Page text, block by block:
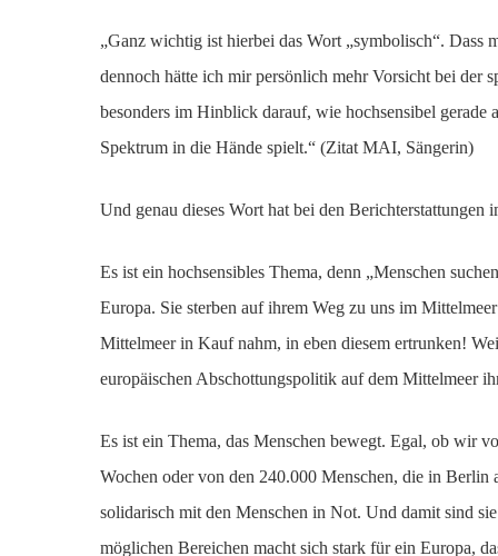
„Ganz wichtig ist hierbei das Wort „symbolisch“. Dass
dennoch hätte ich mir persönlich mehr Vorsicht bei der
besonders im Hinblick darauf, wie hochsensibel gerade
Spektrum in die Hände spielt.“ (Zitat MAI, Sängerin)
Und genau dieses Wort hat bei den Berichterstattungen
Es ist ein hochsensibles Thema, denn „Menschen
Europa. Sie sterben auf ihrem Weg zu uns im
Mittelmeer in Kauf nahm, in eben diesem ertrunken!
europäischen Abschottungspolitik auf dem Mittelmeer
Es ist ein Thema, das Menschen bewegt. Egal, ob wir
Wochen oder von den 240.000 Menschen, die in
solidarisch mit den Menschen in Not. Und damit sind
möglichen Bereichen macht sich stark für ein Europa,